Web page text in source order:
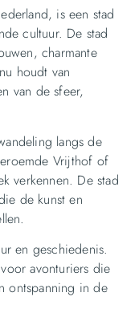
is een stad
cultuur. De stad
charmante
houdt van
van de sfeer,
langs de
Vrijthof of
verkennen. De stad
de kunst en
en geschiedenis.
avonturiers die
ontspanning in de